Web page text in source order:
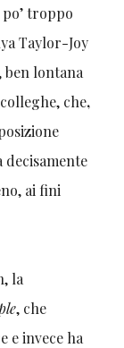
troppo
Taylor-Joy
ben lontana
che,
ai fini
la
, che
e invece ha